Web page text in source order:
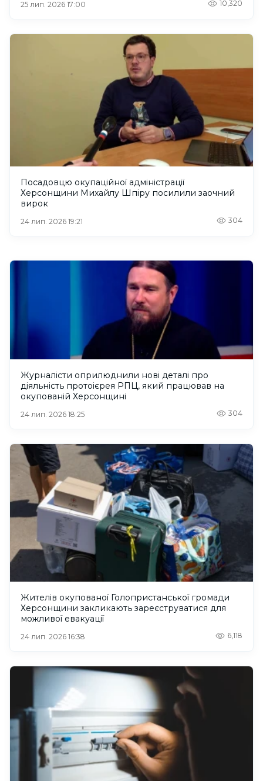
25 лип. 2026 17:00 10,320
Посадовцю окупаційної адміністрації
Херсонщини Михайлу Шпіру посилили заочний
вирок
24 лип. 2026 19:21 304
Журналісти оприлюднили нові деталі про
діяльність протоієрея РПЦ, який працював на
окупованій Херсонщині
24 лип. 2026 18:25 304
Жителів окупованої Голопристанської громади
Херсонщини закликають зареєструватися для
можливої евакуації
24 лип. 2026 16:38 6,118